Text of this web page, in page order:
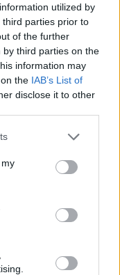
utilized by
parties prior to
of the further
third parties on the
information may
the IAB’s List of
disclose it to other
Entrez
puzzle:
Chercher